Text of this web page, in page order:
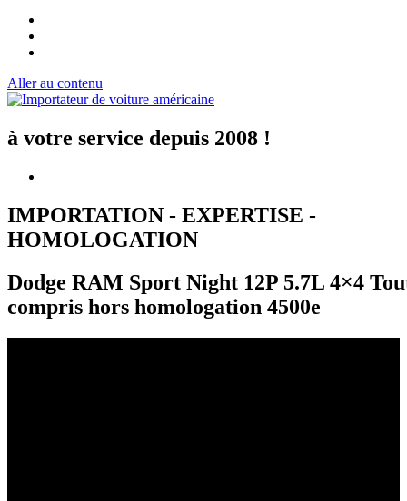
Aller au contenu
à votre service depuis 2008 !
IMPORTATION - EXPERTISE -
HOMOLOGATION
Dodge RAM Sport Night 12P 5.7L 4×4
compris hors homologation 4500e